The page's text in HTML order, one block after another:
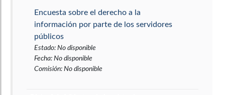
Encuesta sobre el derecho a la
información por parte de los servidores
públicos
Estado: No disponible
Fecha: No disponible
Comisión: No disponible